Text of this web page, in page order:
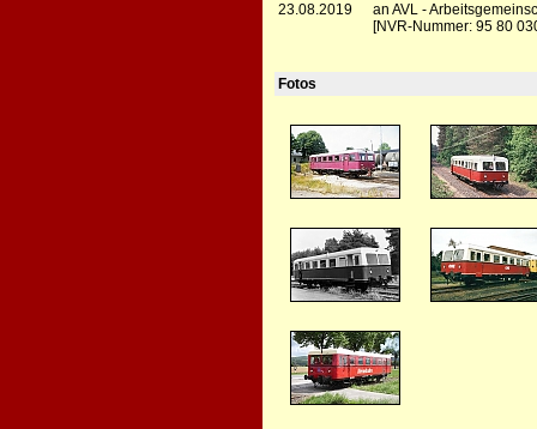
23.08.2019
an AVL -
[NVR-Nummer: 95 80
Fotos